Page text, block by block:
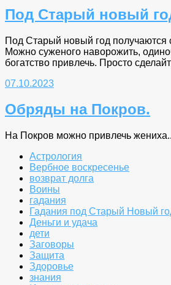
Под Старый новый
Под Старый новый год получаются
Можно суженого наворожить,
богатство привлечь. Просто
07.10.2023
Обряды на Покров.
На Покров можно привлечь жениха..
Астрология
Вербное воскресенье
возврат долга
Воины
гадания
Гадания под Старый Новый
Деньги и удача
дети
Заговоры
Защита
Здоровье
знания